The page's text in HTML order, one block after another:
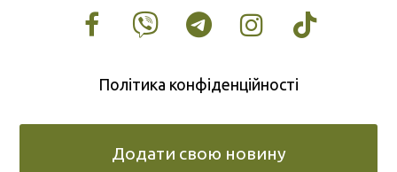
Facebook
VimeoTumblrInstagram
Tiktok
Політика конфіденційності
Додати свою новину